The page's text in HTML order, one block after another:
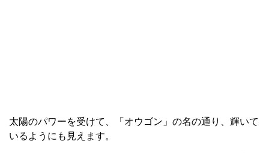
太陽のパワーを受けて、「オウゴン」の名の通り、輝いて
いるようにも見えます。